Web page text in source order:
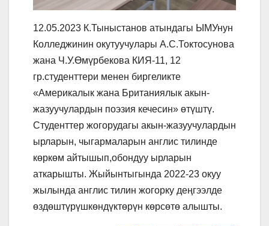
12.05.2023 К.Тыныстанов атындагы ЫМУнун
Колледжинин окутуучулары А.С.Токтосунова
жана Ч.У.Өмүрбекова КИЯ-11, 12
гр.студенттери менен биргеликте
«Америкалык жана Британиялык акын-
жазуучулардын поэзия кечесин» өтүштү.
Студенттер жогорудагы акын-жазуучулардын
ырларын, чыгармаларын англис тилинде
көркөм айтышып,обондуу ырларын
аткарышты. Жыйынтыгында 2022-23 окуу
жылында англис тилин жогорку деңгээлде
өздөштүрүшкөндүктөрүн көрсөтө алышты.